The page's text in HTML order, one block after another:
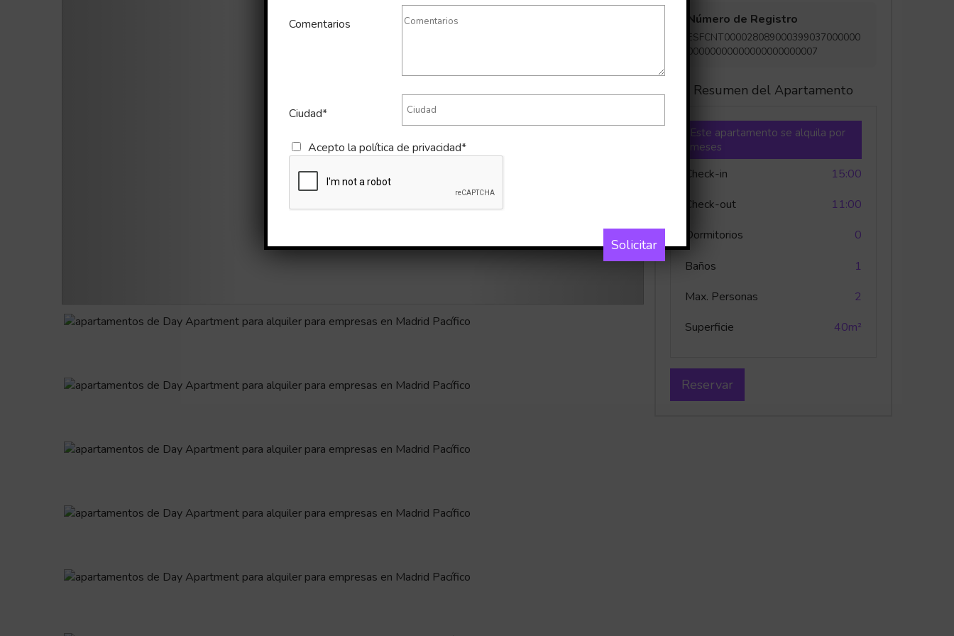
Número de Registro
ESFCNT000028089000399037000000
00000000000000000000007
Resumen del Apartamento
Este apartamento se alquila por
meses
Check-in
15:00
Check-out
11:00
Dormitorios
0
Baños
1
Max. Personas
2
Superficie
40m²
Reservar
Comentarios
Ciudad*
Acepto la política de privacidad*
Solicitar